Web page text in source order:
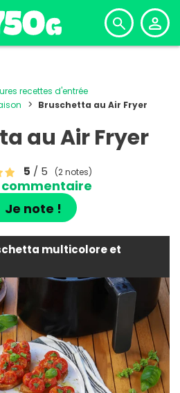
recettes d'entrée
Bruschetta au Air Fryer
au Air Fryer
5 / 5 (2 notes)
commentaire
Je note !
multicolore et